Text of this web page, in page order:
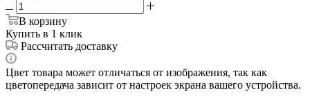
В корзину
Купить в 1 клик
Рассчитать доставку
Цвет товара может отличаться от изображения, так как
цветопередача зависит от настроек экрана вашего устройства.